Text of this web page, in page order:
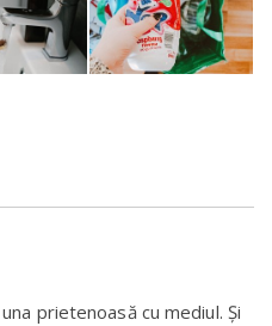
prietenoasă cu mediul. Și